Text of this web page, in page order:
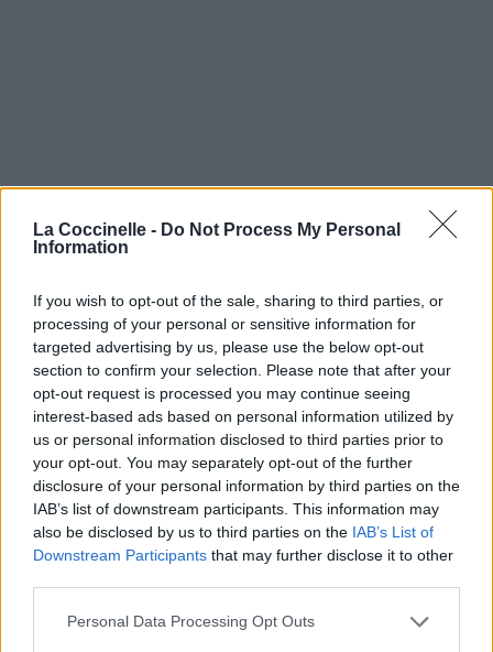
La Coccinelle - Do Not Process My Personal
Information
If you wish to opt-out of the sale, sharing to third parties, or
processing of your personal or sensitive information for
targeted advertising by us, please use the below opt-out
section to confirm your selection. Please note that after your
opt-out request is processed you may continue seeing
interest-based ads based on personal information utilized by
us or personal information disclosed to third parties prior to
your opt-out. You may separately opt-out of the further
disclosure of your personal information by third parties on the
IAB’s list of downstream participants. This information may
also be disclosed by us to third parties on the IAB’s List of
Downstream Participants that may further disclose it to other
Personal Data Processing Opt Outs